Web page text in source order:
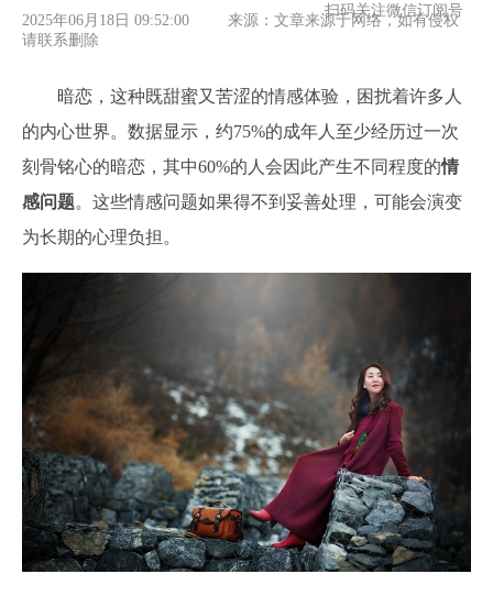
2025年06月18日 09:52:00
来源：文章来源于网络，如有侵权
请联系删除
暗恋，这种既甜蜜又苦涩的情感体验，困扰着许多人
的内心世界。数据显示，约75%的成年人至少经历过一次
刻骨铭心的暗恋，其中60%的人会因此产生不同程度的情
感问题。这些情感问题如果得不到妥善处理，可能会演变
为长期的心理负担。
扫码关注微信订阅号